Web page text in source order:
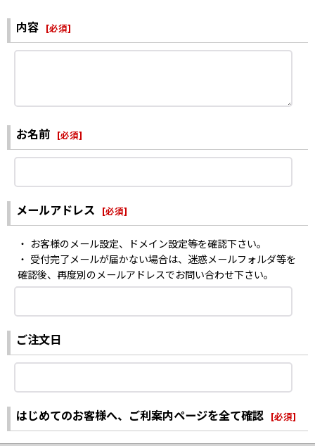
内容 [必須]
お名前 [必須]
メールアドレス [必須]
・ お客様のメール設定、ドメイン設定等を確認下さい。
・ 受付完了メールが届かない場合は、迷惑メールフォルダ等を
確認後、再度別のメールアドレスでお問い合わせ下さい。
ご注文日
はじめてのお客様へ、ご利案内ページを全て確認 [必須]